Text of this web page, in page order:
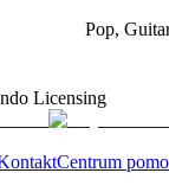
Pop,
Licensing
Centrum